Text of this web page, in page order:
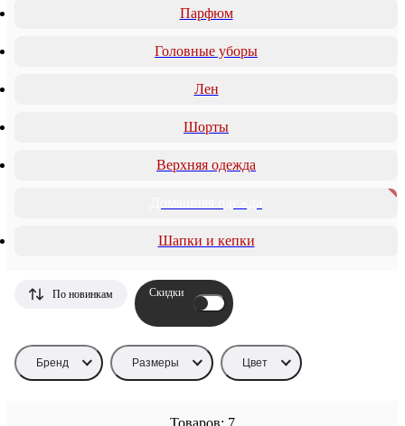
Парфюм
Головные уборы
Лен
Шорты
Верхняя одежда
Шапки и кепки
Бренд Размеры Цвет
Товаров: 7
По новинкам Скидки